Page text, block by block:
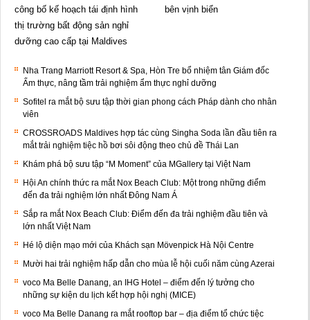
công bố kế hoạch tái định hình
thị trường bất động sản nghỉ
dưỡng cao cấp tại Maldives
bên vịnh biển
Nha Trang Marriott Resort & Spa, Hòn Tre bổ nhiệm tân Giám đốc
Ẩm thực, nâng tầm trải nghiệm ẩm thực nghỉ dưỡng
Sofitel ra mắt bộ sưu tập thời gian phong cách Pháp dành cho nhân
viên
CROSSROADS Maldives hợp tác cùng Singha Soda lần đầu tiên ra
mắt trải nghiệm tiệc hồ bơi sôi động theo chủ đề Thái Lan
Khám phá bộ sưu tập “M Moment” của MGallery tại Việt Nam
Hội An chính thức ra mắt Nox Beach Club: Một trong những điểm
đến đa trải nghiệm lớn nhất Đông Nam Á
Sắp ra mắt Nox Beach Club: Điểm đến đa trải nghiệm đầu tiên và
lớn nhất Việt Nam
Hé lộ diện mạo mới của Khách sạn Mövenpick Hà Nội Centre
Mười hai trải nghiệm hấp dẫn cho mùa lễ hội cuối năm cùng Azerai
voco Ma Belle Danang, an IHG Hotel – điểm đến lý tưởng cho
những sự kiện du lịch kết hợp hội nghị (MICE)
voco Ma Belle Danang ra mắt rooftop bar – địa điểm tổ chức tiệc